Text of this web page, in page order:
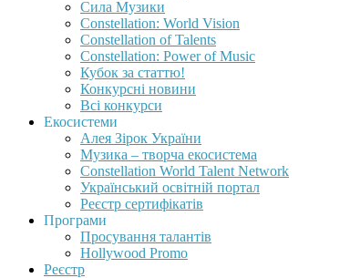
Сила Музики
Constellation: World Vision
Constellation of Talents
Constellation: Power of Music
Кубок за статтю!
Конкурсні новини
Всі конкурси
Екосистеми
Алея Зірок України
Музика – творча екосистема
Constellation World Talent Network
Український освітній портал
Реєстр сертифікатів
Програми
Просування талантів
Hollywood Promo
Реєстр